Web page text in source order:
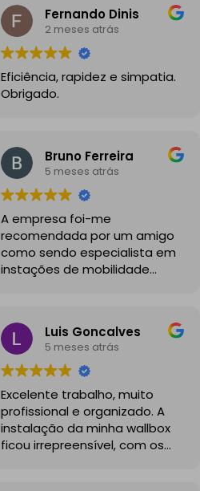
Fernando Dinis
2 meses atrás
Eficiência, rapidez e simpatia.
Obrigado.
Bruno Ferreira
5 meses atrás
A empresa foi-me
recomendada por um amigo
como sendo especialista em
instações de mobilidade
profissionais, comunicativos e
disponiveis para todas as
minhas dúvidas.
A instalação de tomada
reforçada em garagem
partilhada correu na
perfeição e nos prazos
combinados, sendo que
Luis Goncalves
5 meses atrás
Excelente trabalho, muito
profissional e organizado. A
instalação da minha wallbox
ficou irrepreensível, com os